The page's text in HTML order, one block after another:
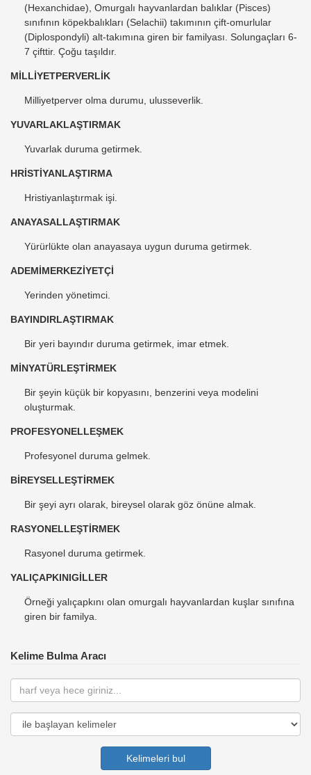
(Hexanchidae), Omurgalı hayvanlardan balıklar (Pisces)
sınıfının köpekbalıkları (Selachii) takımının çift-omurlular
(Diplospondyli) alt-takımına giren bir familyası. Solungaçları 6-
7 çifttir. Çoğu taşıldır.
MİLLİYETPERVERLİK
Milliyetperver olma durumu, ulusseverlik.
YUVARLAKLAŞTIRMAK
Yuvarlak duruma getirmek.
HRİSTİYANLAŞTIRMA
Hristiyanlaştırmak işi.
ANAYASALLAŞTIRMAK
Yürürlükte olan anayasaya uygun duruma getirmek.
ADEMİMERKEZİYETÇİ
Yerinden yönetimci.
BAYINDIRLAŞTIRMAK
Bir yeri bayındır duruma getirmek, imar etmek.
MİNYATÜRLEŞTİRMEK
Bir şeyin küçük bir kopyasını, benzerini veya modelini
oluşturmak.
PROFESYONELLEŞMEK
Profesyonel duruma gelmek.
BİREYSELLEŞTİRMEK
Bir şeyi ayrı olarak, bireysel olarak göz önüne almak.
RASYONELLEŞTİRMEK
Rasyonel duruma getirmek.
YALIÇAPKINIGİLLER
Örneği yalıçapkını olan omurgalı hayvanlardan kuşlar sınıfına
giren bir familya.
Kelime Bulma Aracı